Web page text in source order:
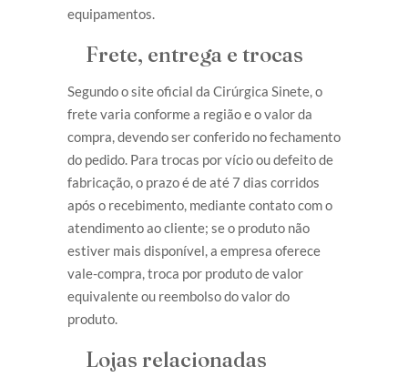
equipamentos.
Frete, entrega e trocas
Segundo o site oficial da Cirúrgica Sinete, o
frete varia conforme a região e o valor da
compra, devendo ser conferido no fechamento
do pedido. Para trocas por vício ou defeito de
fabricação, o prazo é de até 7 dias corridos
após o recebimento, mediante contato com o
atendimento ao cliente; se o produto não
estiver mais disponível, a empresa oferece
vale-compra, troca por produto de valor
equivalente ou reembolso do valor do
produto.
Lojas relacionadas